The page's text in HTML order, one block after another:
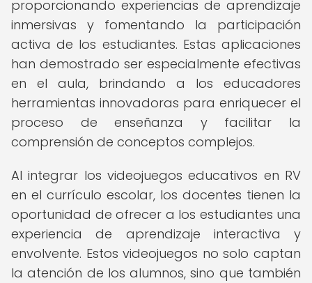
proporcionando experiencias de aprendizaje
inmersivas y fomentando la participación
activa de los estudiantes. Estas aplicaciones
han demostrado ser especialmente efectivas
en el aula, brindando a los educadores
herramientas innovadoras para enriquecer el
proceso de enseñanza y facilitar la
comprensión de conceptos complejos.
Al integrar los videojuegos educativos en RV
en el currículo escolar, los docentes tienen la
oportunidad de ofrecer a los estudiantes una
experiencia de aprendizaje interactiva y
envolvente. Estos videojuegos no solo captan
la atención de los alumnos, sino que también